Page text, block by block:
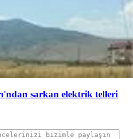
sarkan elektrik telleri